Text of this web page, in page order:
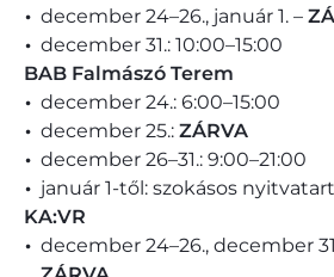
december 24–26., január 1. –
december 31.: 10:00–15:00
BAB Falmászó Terem
december 24.: 6:00–15:00
december 25.: ZÁRVA
december 26–31.: 9:00–21:00
január 1-től: szokásos
KA:VR
december 24–26., december